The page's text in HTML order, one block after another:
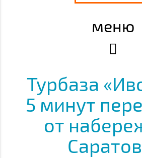
меню
Турбаза
5 минут
от